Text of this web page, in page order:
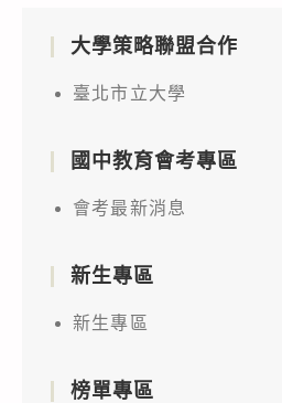
大學策略聯盟合作
臺北市立大學
國中教育會考專區
會考最新消息
新生專區
新生專區
榜單專區